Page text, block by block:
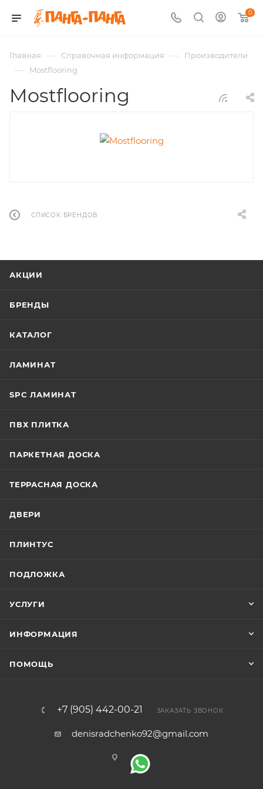
0
Главная — Справочная информация — Производители
— Mostflooring
Mostflooring
СПИСОК БРЕНДОВ
АКЦИИ
БРЕНДЫ
КАТАЛОГ
ЛАМИНАТ
SPC ЛАМИНАТ
ПВХ ПЛИТКА
ПАРКЕТНАЯ ДОСКА
ТЕРРАСНАЯ ДОСКА
ДВЕРИ
ПЛИНТУС
ПОДЛОЖКА
УСЛУГИ
ИНФОРМАЦИЯ
ПОМОЩЬ
+7 (905) 442-00-21 ЗАКАЗАТЬ ЗВОНОК
denisradchenko92@gmail.com